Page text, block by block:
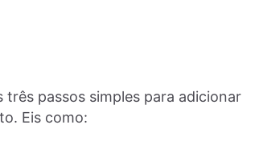
passos simples para adicionar
Eis como: